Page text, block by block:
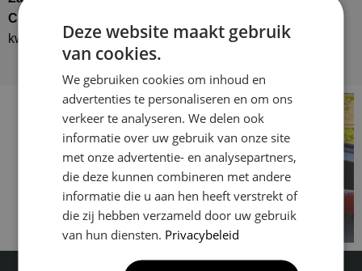
Company
kwaliteit en betrouwbaarheid gegarandeerd!
Deze website maakt gebruik
van cookies.
We gebruiken cookies om inhoud en
advertenties te personaliseren en om ons
verkeer te analyseren. We delen ook
informatie over uw gebruik van onze site
met onze advertentie- en analysepartners,
die deze kunnen combineren met andere
informatie die u aan hen heeft verstrekt of
die zij hebben verzameld door uw gebruik
van hun diensten. Privacybeleid